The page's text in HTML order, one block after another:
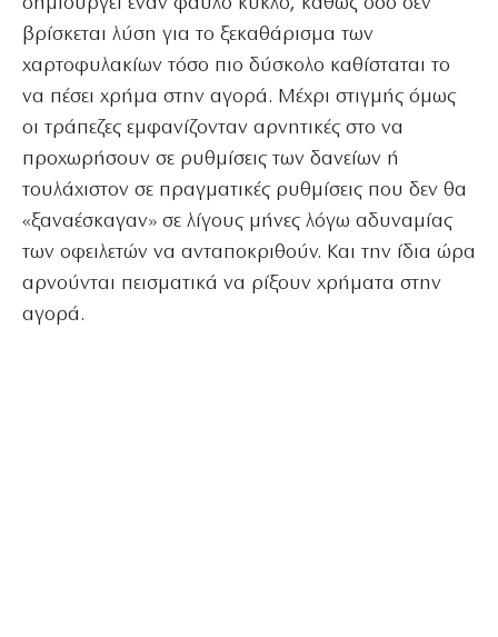
βρίσκεται λύση για το ξεκαθάρισμα των
χαρτοφυλακίων τόσο πιο δύσκολο καθίσταται το
να πέσει χρήμα στην αγορά. Μέχρι στιγμής όμως
οι τράπεζες εμφανίζονταν αρνητικές στο να
προχωρήσουν σε ρυθμίσεις των δανείων ή
τουλάχιστον σε πραγματικές ρυθμίσεις που δεν θα
«ξαναέσκαγαν» σε λίγους μήνες λόγω αδυναμίας
των οφειλετών να ανταποκριθούν. Και την ίδια ώρα
αρνούνται πεισματικά να ρίξουν χρήματα στην
αγορά.